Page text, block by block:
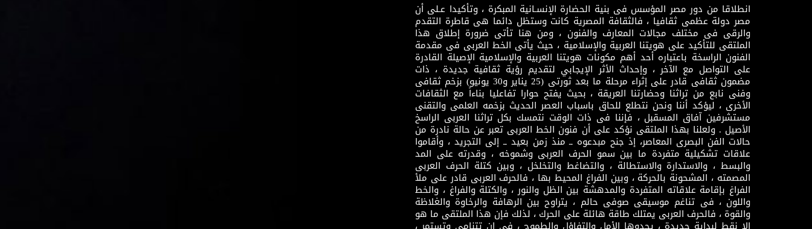
انطلاقا من دور مصر المؤسس فى بنية الحضارة الإنسـانية المبكرة ، وتأكيدا عـلى أن
مصر دولة عظمى ثقافيا ، فالثقافة المصرية كانت وستظل دائما هى قاطرة التقدم
والرقى فى مختلف مجالات المعارف والفنون ، ومن هنا تأتى ضرورة إطلاق هذا
الملتقى للتأكيد على هويتنا العربية والإسلامية ، حيث يأتى الخط العربى فى مقدمة
الفنون الراسخة باعتباره أحد أهم مكونات هويتنا العربية والإسلامية الإصيلة القادرة
على التواصل مع الآخر ، وإحداث الأثر الإيجابي لتقديم رؤية ثقافية جديدة ، ذات
مضمون ثقافى قادر على إثراء مرحلة ما بعد ثورتى (25 يناير و30 يونيو) بزخم ثقافى
وفنى نابع من تراثنا وحضارتنا العريقة ، بحيث يفتح حوارا تفاعليا بناءاً مع الثقافات
الأخرى ، ليؤكد أننا ونحن نتطلع للحاق باسباب العصر الحديث بزخمه العلمى والتقنى
مستشرفين آفاق المسقبل ، فإننا فى ذات الوقت نتمسك بكل تراثنا العربى الراسخ
الأصيل . ولعلنا بهذا الملتقى نؤكد على أن فنون الخط العربى تعبر عن حالة نادرة من
حالات الفن البصرى المعاصر، إذ جنح مبدعوه ــ منذ زمن بعيد ــ إلى التجريد ، وأقاموا
علاقات تشكيلية متفردة ما بين سمو الحرف العربى وشموخه ، وقدرته على المد
والبسط ، والاستدارة والاستطالة ، والتضاغط والتخلخل ، وبين كتلة الحرف العربى
المصمته ، المشحونة بالحركة ، وبين الفراغ المحيط بها ، فالحرف العربى قادر على ملأ
الفراغ بإقامة علاقاته المتفردة والمدهشة بين الظل والنور ، والكتلة والفراغ ، والخط
واللون ، فى تناغم موسيقى صوفى حالم ، يتراوح بين الرهافة والرخاوة والغلاظة
والقوة ، فالحرف العربى يمتلك طاقة هائلة على الحرك ، لذلك فإن هذا الملتقى ما هو